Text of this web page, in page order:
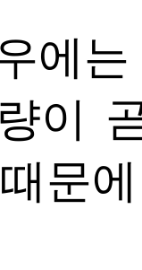
에
이
문